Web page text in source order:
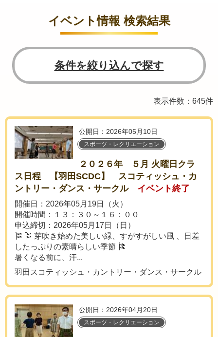
イベント情報 検索結果
条件を絞り込んで探す
表示件数：645件
公開日：2026年05月10日
スポーツ・レクリエーション
２０２６年 ５月 火曜日クラ
ス日程 【羽田SCDC】 スコティッシュ・カ
ントリー・ダンス・サークル
イベント終了
開催日：2026年05月19日（火）
開催時間：１３：３０～１６：００
申込締切：2026年05月17日（日）
🎏 🎏 芽吹き始めた美しい緑、すがすがしい風 、日差
したっぷりの素晴らしい季節 🎏
暑くなる前に、汗...
羽田スコティッシュ・カントリー・ダンス・サークル
公開日：2026年04月20日
スポーツ・レクリエーション